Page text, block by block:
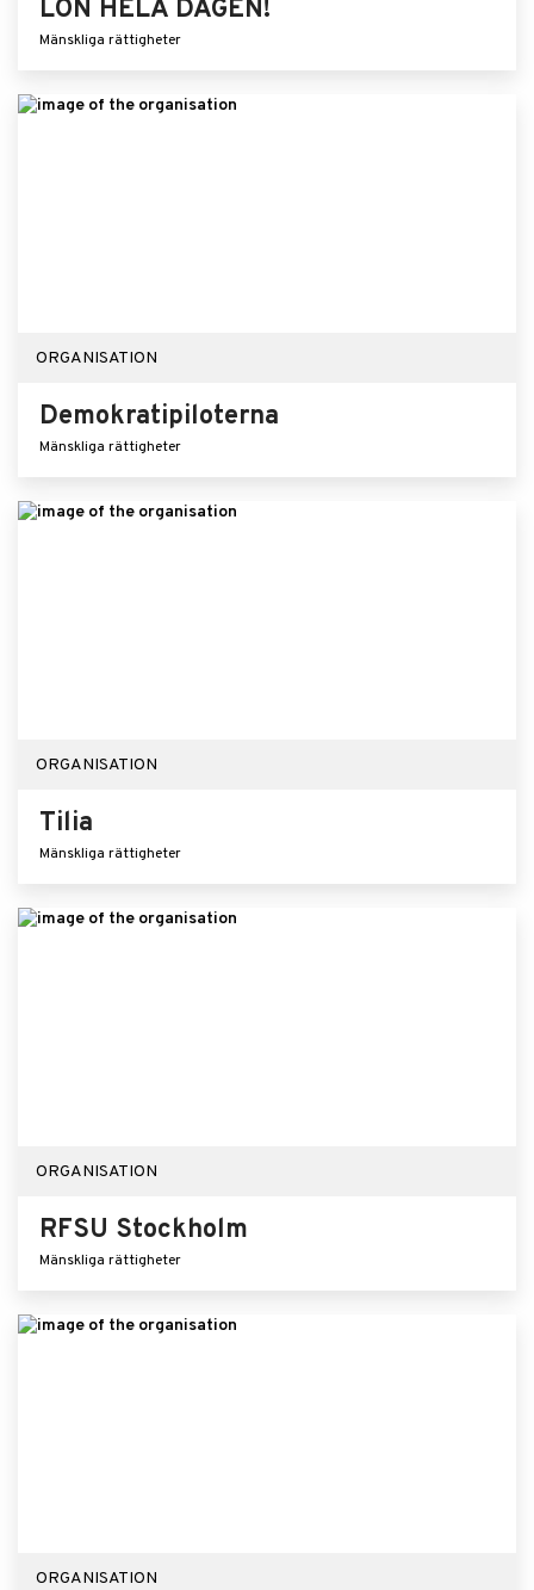
LÖN HELA DAGEN!
Mänskliga rättigheter
ORGANISATION
Demokratipiloterna
Mänskliga rättigheter
ORGANISATION
Tilia
Mänskliga rättigheter
ORGANISATION
RFSU Stockholm
Mänskliga rättigheter
ORGANISATION